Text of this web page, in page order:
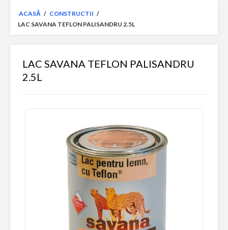
ACASĂ / CONSTRUCTII /
LAC SAVANA TEFLON PALISANDRU 2.5L
LAC SAVANA TEFLON PALISANDRU
2.5L